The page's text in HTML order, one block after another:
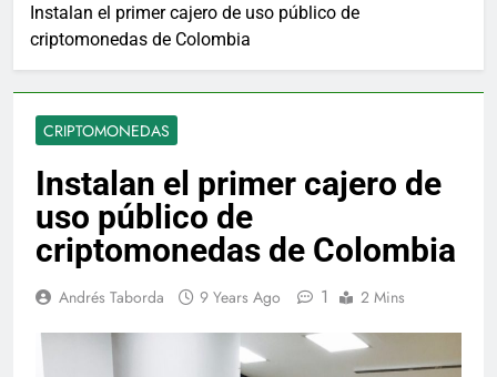
Instalan el primer cajero de uso público de
criptomonedas de Colombia
CRIPTOMONEDAS
Instalan el primer cajero de
uso público de
criptomonedas de Colombia
Andrés Taborda 9 Years Ago 1 2 Mins